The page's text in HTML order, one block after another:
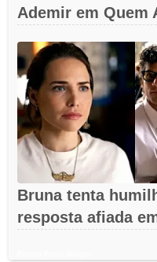
Ademir em Quem
Bruna tenta
resposta afiada